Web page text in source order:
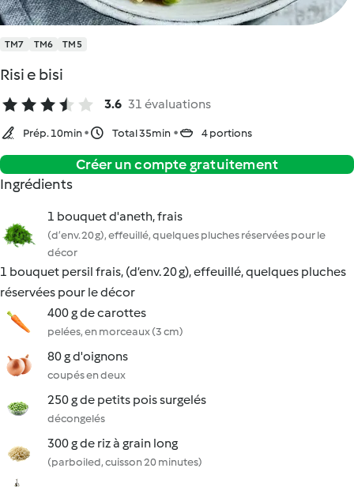
TM7 TM6 TM5
Risi e bisi
3.6 31 évaluations
Prép. 10min Total 35min 4 portions
Créer un compte gratuitement
Ingrédients
1 bouquet d'aneth, frais
(d’env. 20 g), effeuillé, quelques pluches réservées pour le
décor
1 bouquet persil frais, (d’env. 20 g), effeuillé, quelques pluches
réservées pour le décor
400 g de carottes
pelées, en morceaux (3 cm)
80 g d'oignons
coupés en deux
250 g de petits pois surgelés
décongelés
300 g de riz à grain long
(parboiled, cuisson 20 minutes)